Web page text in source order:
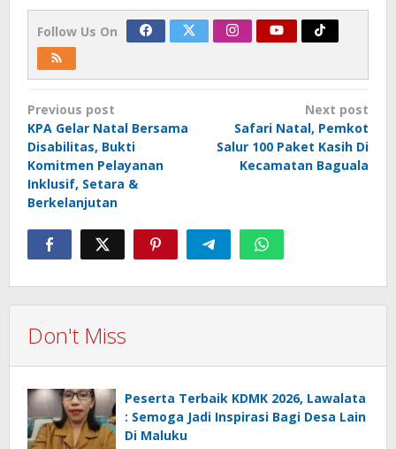
Follow Us On
Post
navigation
Previous post
KPA Gelar Natal Bersama
Disabilitas, Bukti
Komitmen Pelayanan
Inklusif, Setara &
Berkelanjutan
Next post
Safari Natal, Pemkot
Salur 100 Paket Kasih Di
Kecamatan Baguala
Don't Miss
Peserta Terbaik KDMK 2026, Lawalata
: Semoga Jadi Inspirasi Bagi Desa Lain
Di Maluku